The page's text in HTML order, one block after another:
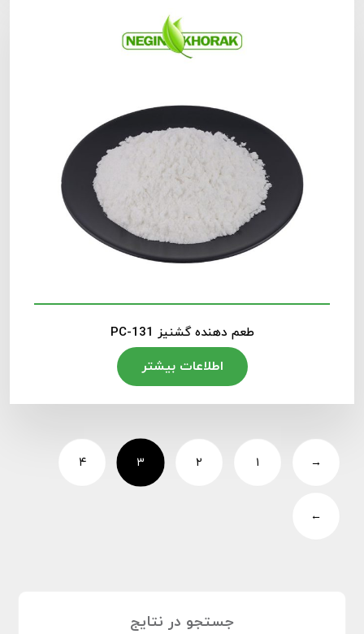
طعم دهنده گشنیز PC-131
اطلاعات بیشتر
→ ۱ ۲ ۳ ۴
←
جستجو در نتایج